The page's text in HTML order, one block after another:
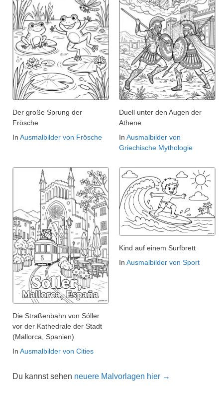
Der große Sprung der
Frösche
In Ausmalbilder von Frösche
Duell unter den Augen der
Athene
In Ausmalbilder von
Griechische Mythologie
Die Straßenbahn von Sóller
vor der Kathedrale der Stadt
(Mallorca, Spanien)
In Ausmalbilder von Cities
Kind auf einem Surfbrett
In Ausmalbilder von Sport
Du kannst sehen neuere Malvorlagen hier →